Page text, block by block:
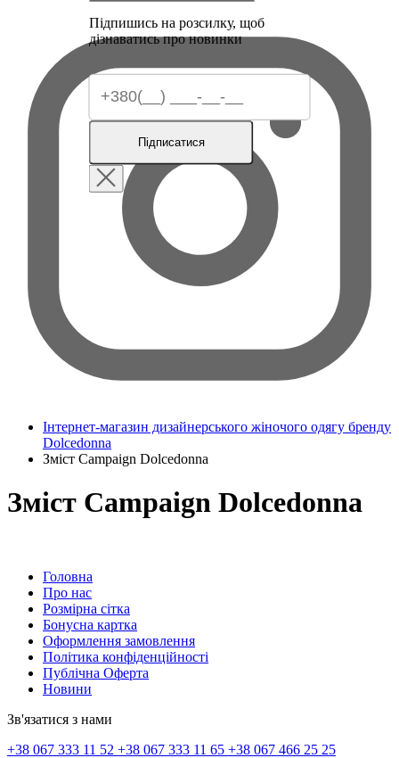
Інтернет-магазин дизайнерського жіночого одягу бренду
Dolcedonna
Зміст Campaign Dolcedonna
Зміст Campaign Dolcedonna
Головна
Про нас
Розмірна сітка
Бонусна картка
Оформлення замовлення
Політика конфіденційності
Публічна Оферта
Новини
Зв'язатися з нами
+38 067 333 11 52 +38 067 333 11 65 +38 067 466 25 25
Підпишись на розсилку, щоб
дізнаватись про новинки
Підписатися